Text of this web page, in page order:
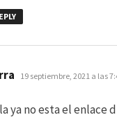
dice:
19 septiembre, 2021 a las
ya no esta el enlace